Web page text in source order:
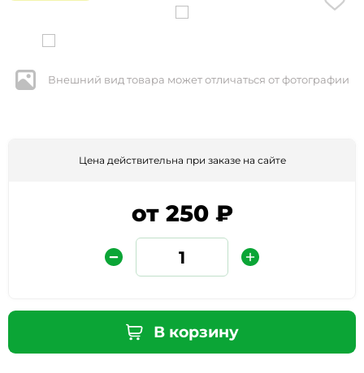
Внешний вид товара может отличаться от фотографии
Цена действительна при заказе на сайте
от 250 ₽
В корзину
Защита от автоматических сообщений
Введите слово на картинке